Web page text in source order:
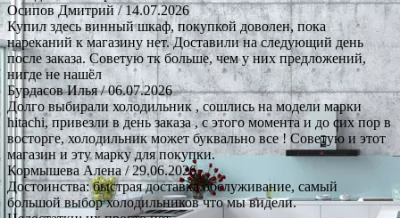
Осипов Дмитрий/ 14.07.2026
Купил здесь винный шкаф, покупкой доволен, пока
нареканий к магазину нет. Доставили на следующий день
после заказа. Советую тк больше, чем у них предложений,
нигде не нашёл
Бурдасов Илья/ 06.07.2026
Долго выбирали холодильник , сошлись на модели марки
hitachi, привезли в день заказа , с этого момента и до сих пор в
восторге, холодильник может буквально все ! Советую и этот
магазин и эту марку для покупки.
Кормышева Алена / 29.06.2026
Достоинства: быстрая доставка.обслуживание, самый
большой выбор холодильников что мы видели.